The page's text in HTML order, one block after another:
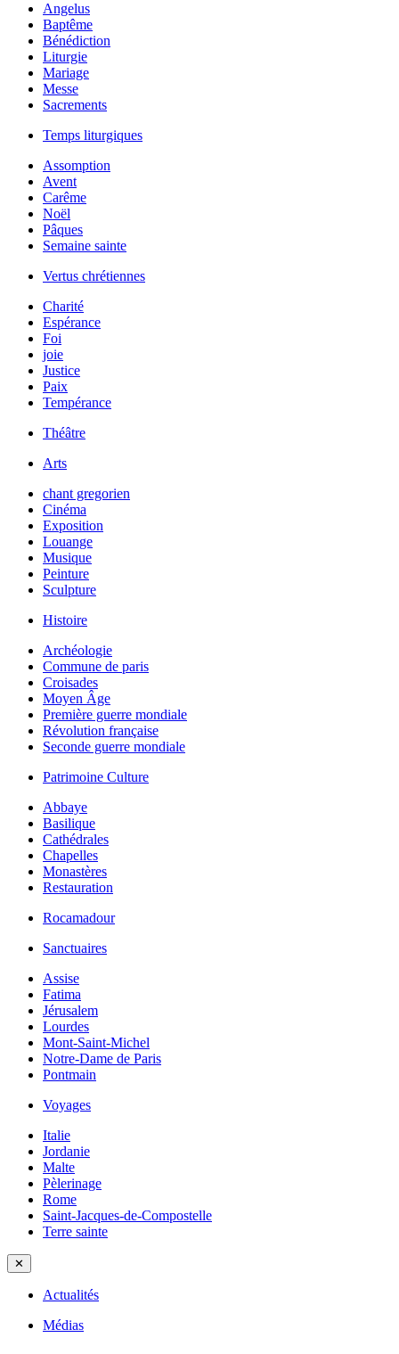
Angelus
Baptême
Bénédiction
Liturgie
Mariage
Messe
Sacrements
Temps liturgiques
Assomption
Avent
Carême
Noël
Pâques
Semaine sainte
Vertus chrétiennes
Charité
Espérance
Foi
joie
Justice
Paix
Tempérance
Théâtre
Arts
chant gregorien
Cinéma
Exposition
Louange
Musique
Peinture
Sculpture
Histoire
Archéologie
Commune de paris
Croisades
Moyen Âge
Première guerre mondiale
Révolution française
Seconde guerre mondiale
Patrimoine Culture
Abbaye
Basilique
Cathédrales
Chapelles
Monastères
Restauration
Rocamadour
Sanctuaires
Assise
Fatima
Jérusalem
Lourdes
Mont-Saint-Michel
Notre-Dame de Paris
Pontmain
Voyages
Italie
Jordanie
Malte
Pèlerinage
Rome
Saint-Jacques-de-Compostelle
Terre sainte
✕
Actualités
Médias